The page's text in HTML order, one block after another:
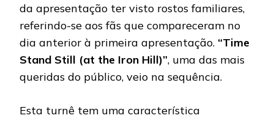
da apresentação ter visto rostos familiares,
referindo-se aos fãs que compareceram no
dia anterior à primeira apresentação. “Time
Stand Still (at the Iron Hill)”, uma das mais
queridas do público, veio na sequência.
Esta turnê tem uma característica